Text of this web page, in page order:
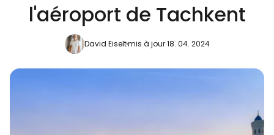
l'aéroport de Tachkent
David Eiseltmis à jour 18. 04. 2024